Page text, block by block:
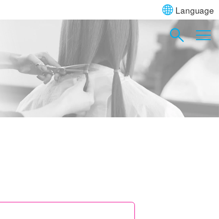
Language